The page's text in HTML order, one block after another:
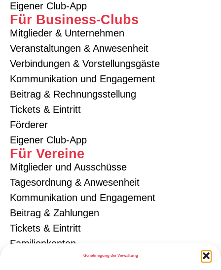
Genehmigung der Verwaltung
Eigener Club-App
Für Business-Clubs
Mitglieder & Unternehmen
Veranstaltungen & Anwesenheit
Verbindungen & Vorstellungsgäste
Kommunikation und Engagement
Beitrag & Rechnungsstellung
Tickets & Eintritt
Förderer
Eigener Club-App
Für Vereine
Mitglieder und Ausschüsse
Tagesordnung & Anwesenheit
Kommunikation und Engagement
Beitrag & Zahlungen
Tickets & Eintritt
Familienkonten